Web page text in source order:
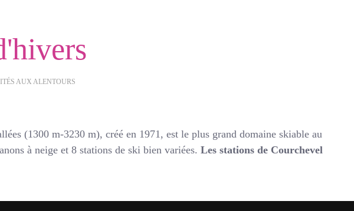
AUX ALENTOURS
(1300 m-3230 m), créé en 1971, est le plus grand domaine skiable au
à neige et 8 stations de ski bien variées. Les stations de Courchevel